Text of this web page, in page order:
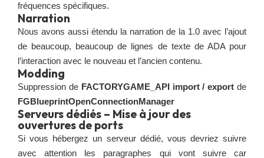
fréquences spécifiques.
Narration
Nous avons aussi étendu la narration de la 1.0 avec l’ajout
de beaucoup, beaucoup de lignes de texte de ADA pour
l’interaction avec le nouveau et l’ancien contenu.
Modding
Suppression de FACTORYGAME_API import / export de
FGBlueprintOpenConnectionManager
Serveurs dédiés – Mise à jour des
ouvertures de ports
Si vous hébergez un serveur dédié, vous devriez suivre
avec attention les paragraphes qui vont suivre car